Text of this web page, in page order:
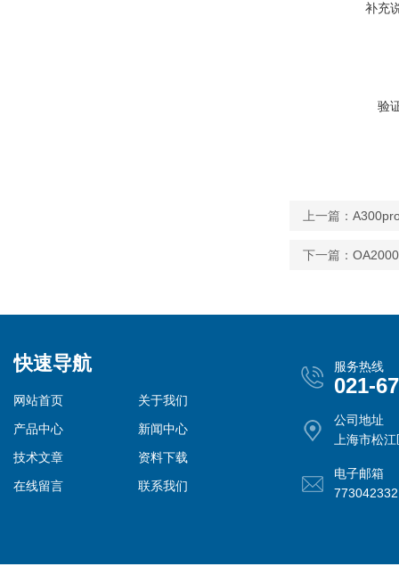
补充
验
上一篇：
下一篇：
快速导航
网站首页
关于我们
产品中心
新闻中心
技术文章
资料下载
在线留言
联系我们
服务热线
021-
公司地址
上海市松
电子邮箱